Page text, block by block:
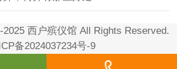
西户殡仪馆 All Rights Reserved.
备2024037234号-9